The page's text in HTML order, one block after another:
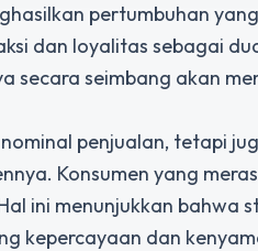
pertumbuhan
dan loyalitas sebagai
secara seimbang akan
penjualan, tetapi
Konsumen yang
ini menunjukkan bahwa
kepercayaan dan